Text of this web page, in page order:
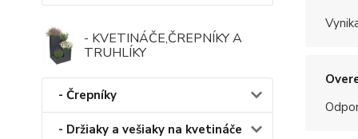
- KVETINÁČE,ČREPNÍKY A
TRUHLÍKY
- Črepníky
- Držiaky a vešiaky na kvetináče